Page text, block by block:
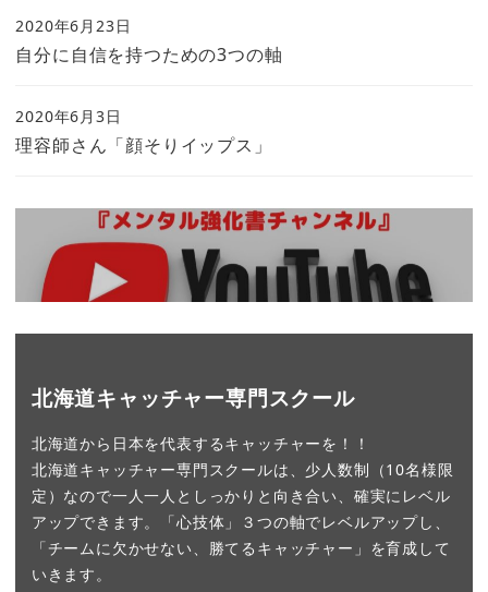
自分に自信を持つための3つの軸
2020年6月23日
理容師さん「顔そりイップス」
2020年6月3日
北海道キャッチャー専門スクール
北海道から日本を代表するキャッチャーを！！
北海道キャッチャー専門スクールは、少人数制（10名様限
定）なので一人一人としっかりと向き合い、確実にレベル
アップできます。「心技体」３つの軸でレベルアップし、
「チームに欠かせない、勝てるキャッチャー」を育成して
いきます。